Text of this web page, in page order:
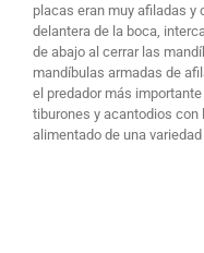
placas eran muy afiladas y
delantera de la boca,
de abajo al cerrar las
mandíbulas armadas de
el predador más
tiburones y acantodios con
alimentado de una